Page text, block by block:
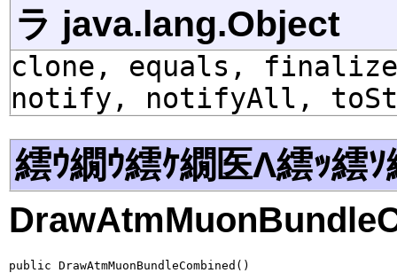
ラ java.lang.Object
clone, equals,
notify, notifyAll,
繧ｳ繝ｳ繧ｹ繝医Λ繧ｯ繧ｿ
public DrawAtmMuonBundleCombined()